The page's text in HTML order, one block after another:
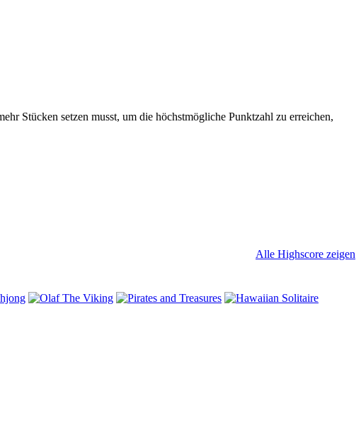
Stücken setzen musst, um die höchstmögliche Punktzahl zu erreichen,
Alle Highscore zeigen